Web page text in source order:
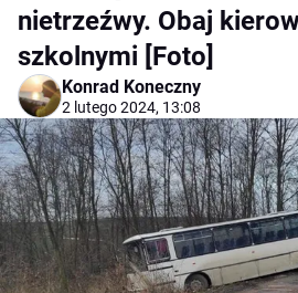
nietrzeźwy. Obaj
szkolnymi [Foto]
Konrad Koneczny
2 lutego 2024, 13:08